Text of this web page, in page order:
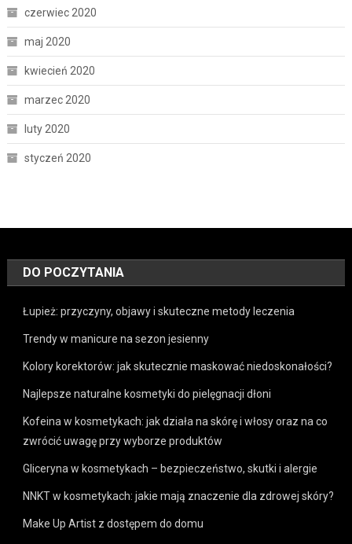
czerwiec 2020
maj 2020
kwiecień 2020
marzec 2020
luty 2020
styczeń 2020
DO POCZYTANIA
Łupież: przyczyny, objawy i skuteczne metody leczenia
Trendy w manicure na sezon jesienny
Kolory korektorów: jak skutecznie maskować niedoskonałości?
Najlepsze naturalne kosmetyki do pielęgnacji dłoni
Kofeina w kosmetykach: jak działa na skórę i włosy oraz na co
zwrócić uwagę przy wyborze produktów
Gliceryna w kosmetykach – bezpieczeństwo, skutki i alergie
NNKT w kosmetykach: jakie mają znaczenie dla zdrowej skóry?
Make Up Artist z dostępem do domu